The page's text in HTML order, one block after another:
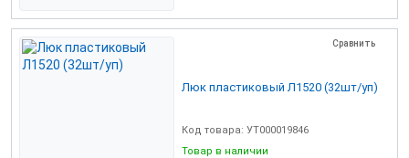
Сравнить
Люк пластиковый Л1520 (32шт/уп)
Код товара: УТ000019846
Товар в наличии